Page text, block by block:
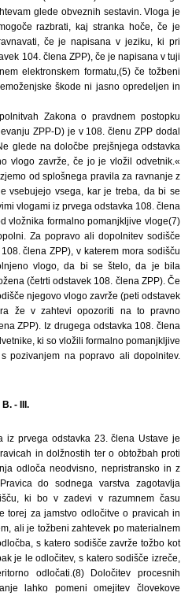
glede obveznih sestavin. Vloga je
razbrati, kaj stranka hoče, če je
če je napisana v jeziku, ki pri
104. člena ZPP), če je napisana v tuji
elektronskem formatu,(5) če tožbeni
škode ni jasno opredeljen in
Zakona o pravdnem postopku
ZPP-D) je v 108. členu ZPP dodal
glede na določbe prejšnjega odstavka
vlogo zavrže, če jo je vložil odvetnik.«
od splošnega pravila za ravnanje z
vsebujejo vsega, kar je treba, da bi se
vlogami iz prvega odstavka 108. člena
vložnika formalno pomanjkljive vloge(7)
Za popravo ali dopolnitev sodišče
člena ZPP), v katerem mora sodišču
vlogo, da bi se štelo, da je bila
(četrti odstavek 108. člena ZPP). Če
njegovo vlogo zavrže (peti odstavek
že v zahtevi opozoriti na to pravno
ZPP). Iz drugega odstavka 108. člena
ki so vložili formalno pomanjkljive
pozivanjem na popravo ali dopolnitev.
B. - III.
iz prvega odstavka 23. člena Ustave je
in dolžnostih ter o obtožbah proti
odloča neodvisno, nepristransko in z
do sodnega varstva zagotavlja
ki bo v zadevi v razumnem času
torej za jamstvo odločitve o pravicah in
ali je tožbeni zahtevek po materialnem
s katero sodišče zavrže tožbo kot
je le odločitev, s katero sodišče izreče,
odločati.(8) Določitev procesnih
lahko pomeni omejitev človekove